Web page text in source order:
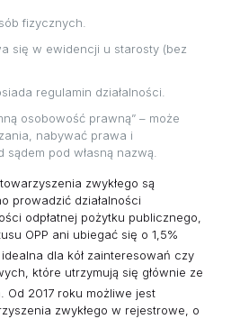
fizycznych.
się w ewidencji u starosty (bez
regulamin działalności.
osobowość prawną” – może
nabywać prawa i
sądem pod własną nazwą.
zwykłego są
prowadzić działalności
odpłatnej pożytku publicznego,
OPP ani ubiegać się o 1,5%
dla kół zainteresowań czy
które utrzymują się głównie ze
Od 2017 roku możliwe jest
zwykłego w rejestrowe, o